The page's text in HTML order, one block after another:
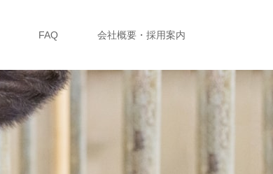
FAQ 会社概要・採用案内